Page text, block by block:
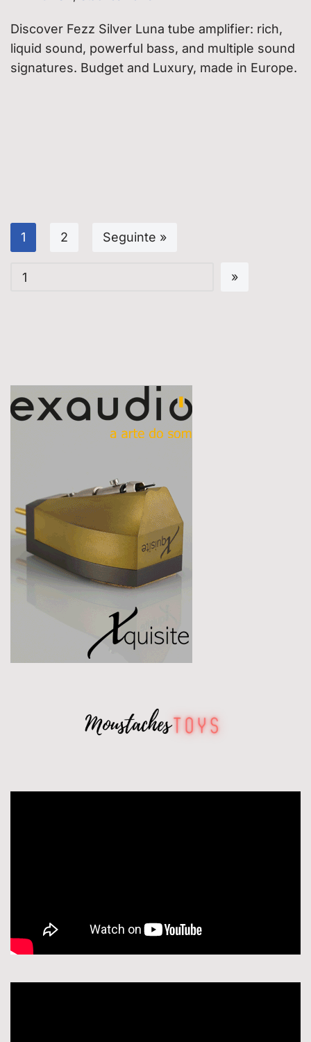
Discover Fezz Silver Luna tube amplifier: rich,
liquid sound, powerful bass, and multiple sound
signatures. Budget and Luxury, made in Europe.
1 2 Seguinte »